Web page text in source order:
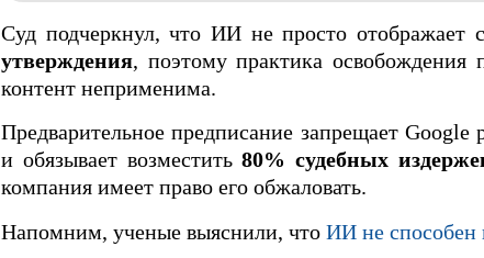
Суд подчеркнул, что ИИ не просто отображает
утверждения, поэтому практика освобождения
контент неприменима.
Предварительное предписание запрещает
и обязывает возместить80% судебных
компания имеет право его обжаловать.
Напомним, ученые выяснили, что ИИ не способен